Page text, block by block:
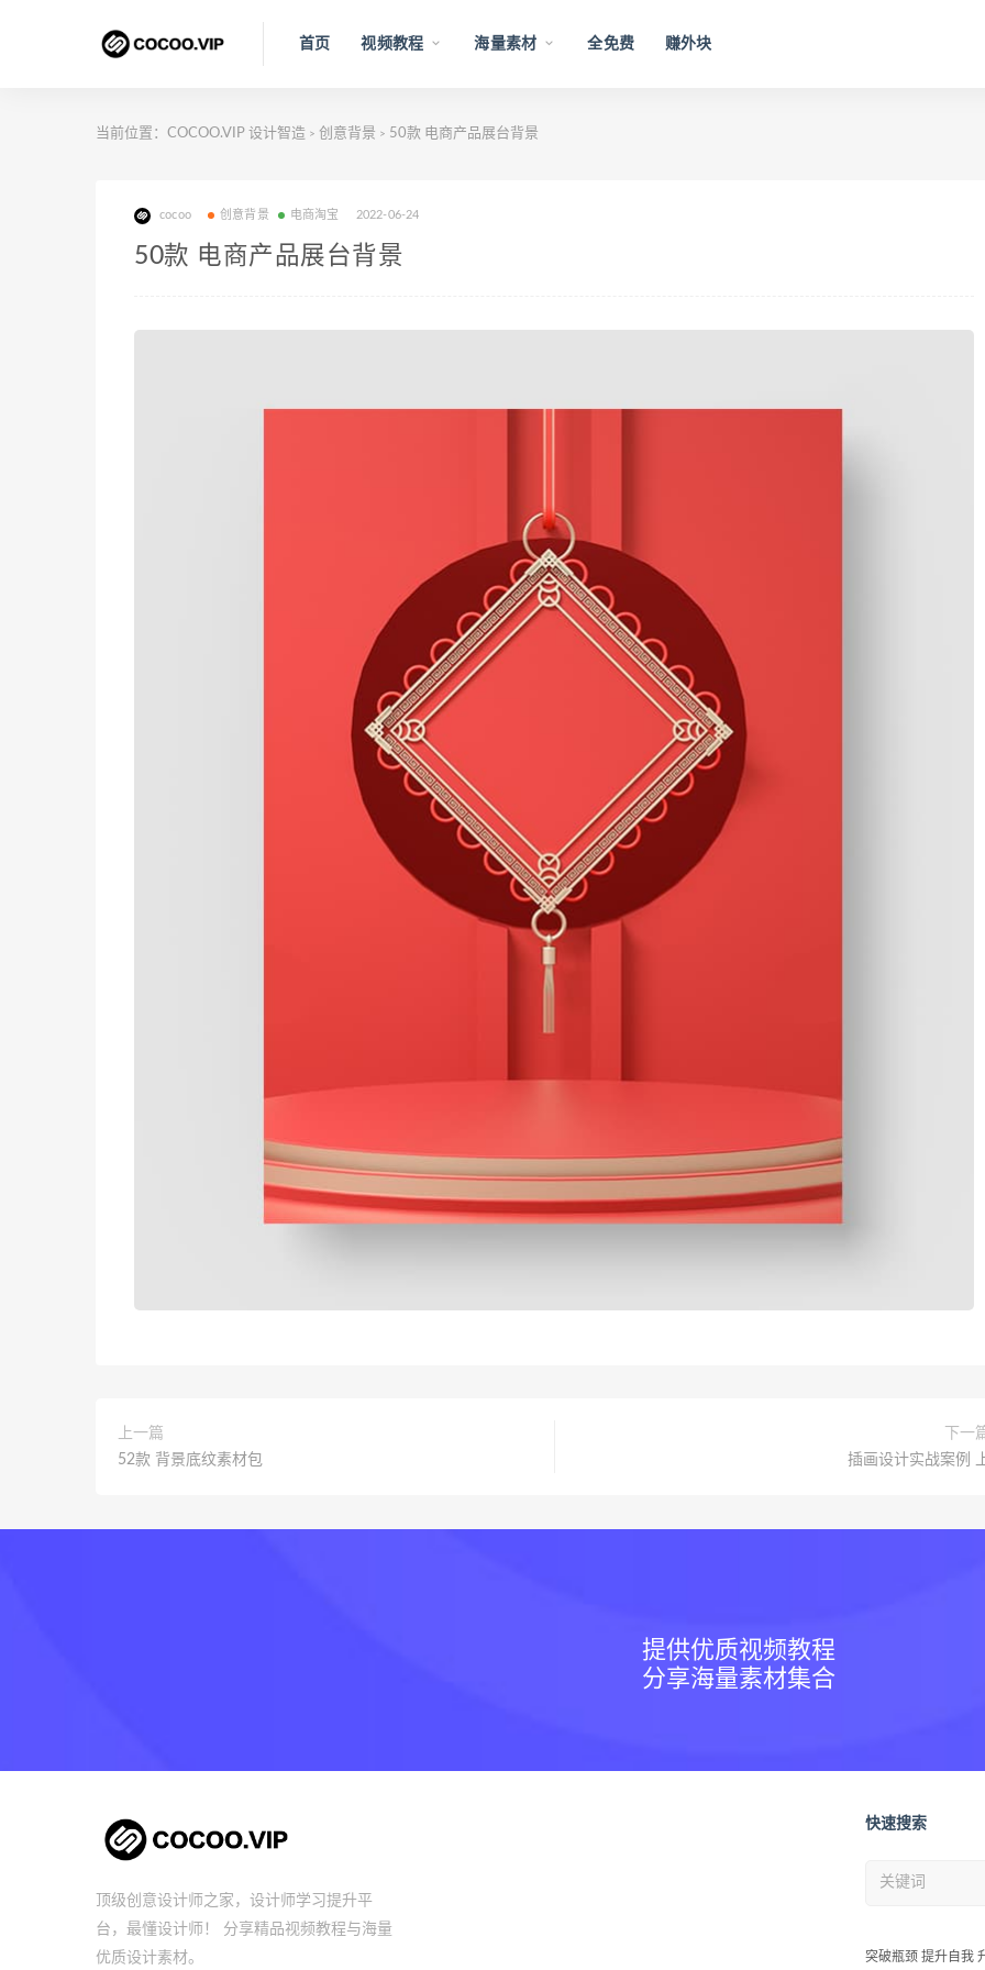
首页 视频教程 海量素材 全免费 赚外块
当前位置： COCOO.VIP 设计智造 > 创意背景 > 50款 电商产品展台背景
cocoo 创意背景 电商淘宝 2022-06-24
50款 电商产品展台背景
上一篇
52款 背景底纹素材包
下一
插画设计实战案例
提供优质视频教程
分享海量素材集合
顶级创意设计师之家，设计师学习提升平
台，最懂设计师！ 分享精品视频教程与海量
优质设计素材。
快速搜索
突破瓶颈 提升自我